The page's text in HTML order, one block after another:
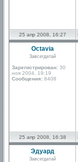
25 апр 2008, 16:27
Octavia
Завсегдатай
Зарегистрирован: 30
ноя 2004, 19:19
Сообщения: 8408
25 апр 2008, 16:38
Эдуард
Завсегдатай